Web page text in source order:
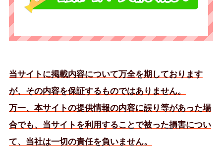
当サイトに掲載内容について万全を期しております
が、その内容を保証するものではありません。
万一、本サイトの提供情報の内容に誤り等があった場
合でも、当サイトを利用することで被った損害につい
て、当社は一切の責任を負いません。